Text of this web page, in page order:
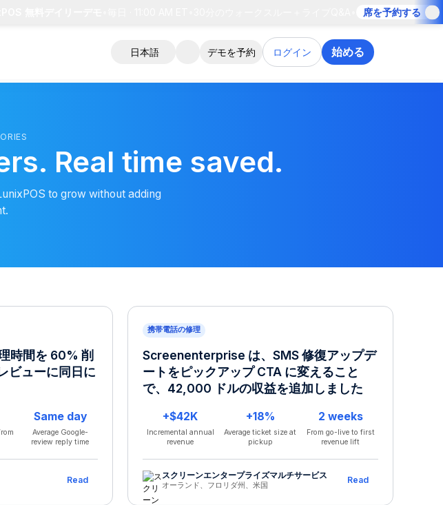
席を予約する
日本語 デモを予約 ログイン 始める
Real time saved.
to grow without adding
時間を 60% 削
ビューに同日に
Same day
Average Google-
review reply time
Read
携帯電話の修理
Screenenterprise は、SMS 修復アップデ
ートをピックアップ CTA に変えること
で、42,000 ドルの収益を追加しました
+$42K
Incremental annual
revenue
+18%
Average ticket size at
pickup
2 weeks
From go-live to first
revenue lift
スクリーンエンタープライズマルチサービス
オーランド、フロリダ州、米国
Read